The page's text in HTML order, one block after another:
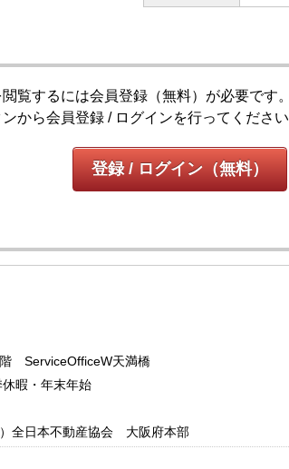
覧するには会員登録（無料）が必要です。
から会員登録 / ログインを行ってください
登録 / ログイン（無料）
ServiceOfficeW天満橋
暇・年末年始
全日本不動産協会 大阪府本部